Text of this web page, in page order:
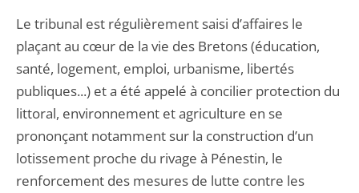
Le tribunal est régulièrement saisi d’affaires le
plaçant au cœur de la vie des Bretons (éducation,
santé, logement, emploi, urbanisme, libertés
publiques...) et a été appelé à concilier protection du
littoral, environnement et agriculture en se
prononçant notamment sur la construction d’un
lotissement proche du rivage à Pénestin, le
renforcement des mesures de lutte contre les